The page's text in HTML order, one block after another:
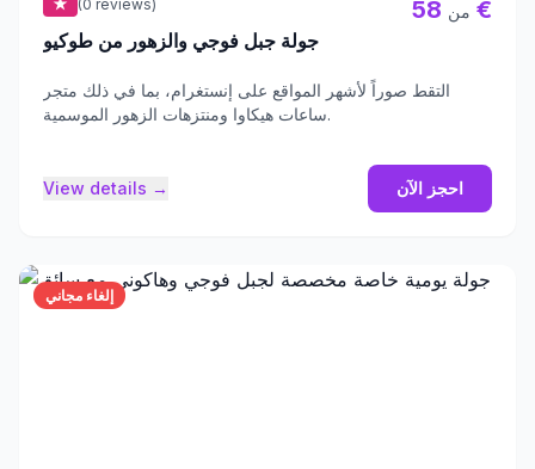
★ (0 reviews)
جولة جبل فوجي والزهور من طوكيو
من 58 €
التقط صوراً لأشهر المواقع على إنستغرام، بما في ذلك متجر
ساعات هيكاوا ومنتزهات الزهور الموسمية.
View details → احجز الآن
إلغاء مجاني